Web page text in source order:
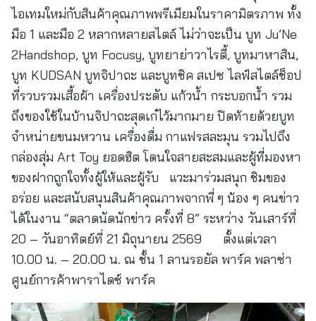
ไอเทมใหม่กับสินค้าคุณภาพพรีเมียมในราคามิตรภาพ ทั้ง
มือ 1 และมือ 2 หลากหลายสไตล์ ไม่ว่าจะเป็น บูท Ju’Ne
2Handshop, บูท Focusy, บูทยาย่าวาไรตี้, บูทมาหาสิน,
บูท KUDSAN บูทจิปาถะ และบูทชิค สเปซ ไลฟ์สไตล์ช็อป
ที่รวบรวมเสื้อผ้า เครื่องประดับ แก้วน้ำ กระบอกน้ำ รวม
ถึงของใช้ในบ้านจิปาถะสุดเก๋ไว้มากมาย ปิดท้ายด้วยบูท
จำหน่ายขนมหวาน เครื่องดื่ม กาแฟรสละมุน รวมไปถึง
กล่องสุ่ม Art Toy ยอดฮิต โดนใจสายสะสมและผู้ที่มองหา
ของฝากถูกใจทั้งผู้ให้และผู้รับ แวะมาร่วมสนุก ชิมของ
อร่อย และสนับสนุนสินค้าคุณภาพจากพี่ ๆ น้อง ๆ คนข่าว
ได้ในงาน “ตลาดนัดนักข่าว ครั้งที่ 8” ระหว่าง วันเสาร์ที่
20 – วันอาทิตย์ที่ 21 มิถุนายน 2569 ตั้งแต่เวลา
10.00 น. – 20.00 น. ณ ชั้น 1 ลานรอยัล พาร์ค พลาซ่า
ศูนย์การค้าพาราไดซ์ พาร์ค